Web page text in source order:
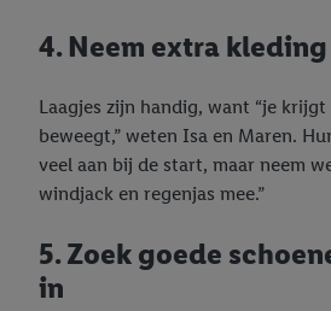
4. Neem extra kleding
Laagjes zijn handig, want “je
beweegt,” weten Isa en Maren.
veel aan bij de start, maar neem
windjack en regenjas mee.”
5. Zoek goede
in